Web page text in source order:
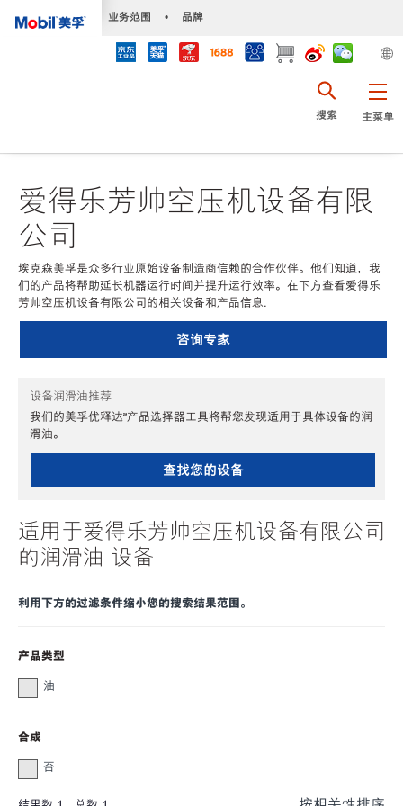
业务范围 • 品牌
主菜单
搜索
爱得乐芳帅空压机设备有限
公司
埃克森美孚是众多行业原始设备制造商信赖的合作伙伴。他们知道，我
们的产品将帮助延长机器运行时间并提升运行效率。在下方查看爱得乐
芳帅空压机设备有限公司的相关设备和产品信息.
咨询专家
设备润滑油推荐
我们的美孚优释达℠产品选择器工具将帮您发现适用于具体设备的润
滑油。
查找您的设备
适用于爱得乐芳帅空压机设备有限公司
的润滑油 设备
利用下方的过滤条件缩小您的搜索结果范围。
产品类型
油
合成
否